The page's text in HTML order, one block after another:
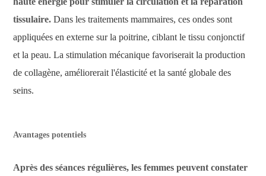
tissulaire. Dans les traitements mammaires, ces ondes sont
appliquées en externe sur la poitrine, ciblant le tissu conjonctif
et la peau. La stimulation mécanique favoriserait la production
de collagène, améliorerait l'élasticité et la santé globale des
seins.
Avantages potentiels
Après des séances régulières, les femmes peuvent constater